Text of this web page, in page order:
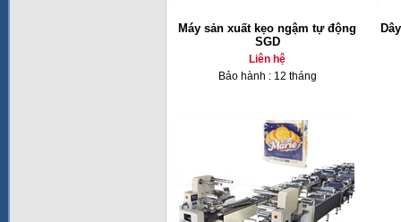
Máy sản xuất kẹo ngậm tự động
SGD
Liên hệ
Bảo hành : 12 tháng